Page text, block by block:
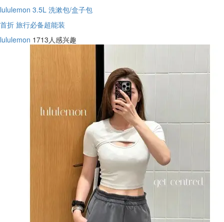
lululemon 3.5L 洗漱包/盒子包
首折 旅行必备超能装
lululemon 1713人感兴趣